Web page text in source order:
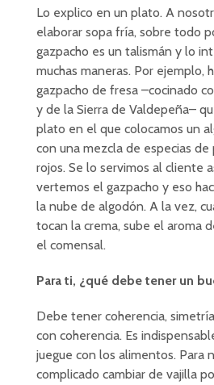
Lo explico en un plato. A
elaborar sopa fría, sobre todo
gazpacho es un talismán y lo
muchas maneras. Por ejemplo,
gazpacho de fresa –cocinado
y de la Sierra de Valdepeña–
plato en el que colocamos un
con una mezcla de especias
rojos. Se lo servimos al cliente
vertemos el gazpacho y eso
la nube de algodón. A la vez,
tocan la crema, sube el aroma
el comensal.
Para ti, ¿qué debe tener un
Debe tener coherencia,
con coherencia. Es
juegue con los alimentos. Para
complicado cambiar de vajilla